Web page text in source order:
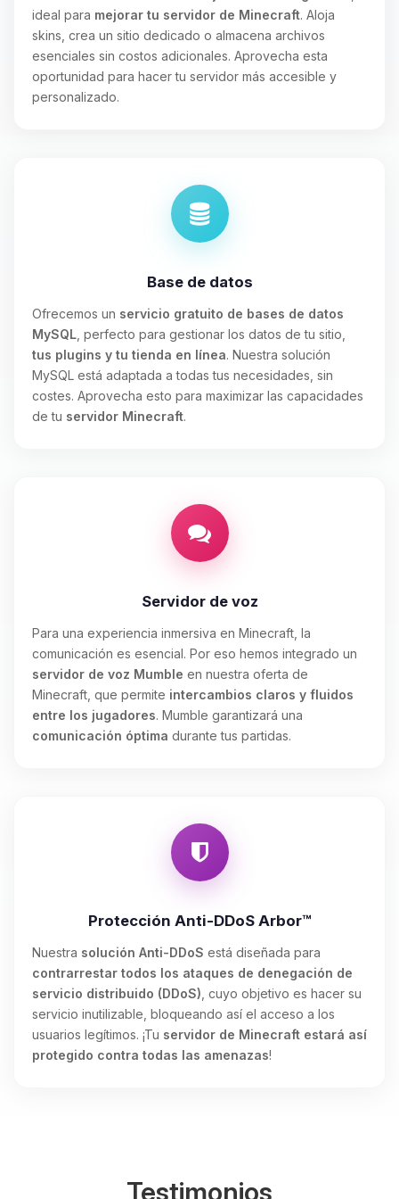
ideal para mejorar tu servidor de Minecraft. Aloja
skins, crea un sitio dedicado o almacena archivos
esenciales sin costos adicionales. Aprovecha esta
oportunidad para hacer tu servidor más accesible y
personalizado.
Base de datos
Ofrecemos un servicio gratuito de bases de datos
MySQL , perfecto para gestionar los datos de tu sitio,
tus plugins y tu tienda en línea. Nuestra solución
MySQL está adaptada a todas tus necesidades, sin
costes. Aprovecha esto para maximizar las capacidades
de tu servidor Minecraft.
Servidor de voz
Para una experiencia inmersiva en Minecraft, la
comunicación es esencial. Por eso hemos integrado un
servidor de voz Mumble en nuestra oferta de
Minecraft, que permite intercambios claros y fluidos
entre los jugadores. Mumble garantizará una
comunicación óptima durante tus partidas.
Protección Anti-DDoS Arbor™
Nuestra solución Anti-DDoS está diseñada para
contrarrestar todos los ataques de denegación de
servicio distribuido (DDoS) , cuyo objetivo es hacer su
servicio inutilizable, bloqueando así el acceso a los
usuarios legítimos. ¡Tu servidor de Minecraft estará así
protegido contra todas las amenazas!
Testimonios